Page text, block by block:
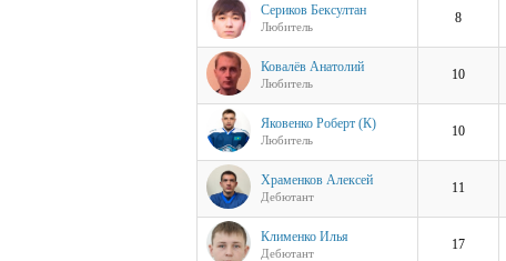
Сериков Бексултан
Любитель
8
Ковалёв Анатолий
Любитель
10
Яковенко Роберт (К)
Любитель
10
Храменков Алексей
Дебютант
11
Клименко Илья
Дебютант
17